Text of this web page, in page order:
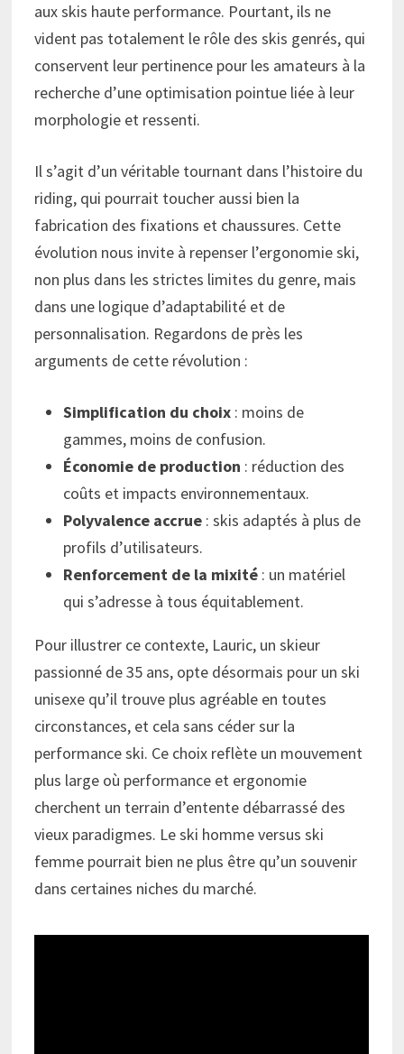
aux skis haute performance. Pourtant, ils ne
vident pas totalement le rôle des skis genrés, qui
conservent leur pertinence pour les amateurs à la
recherche d’une optimisation pointue liée à leur
morphologie et ressenti.
Il s’agit d’un véritable tournant dans l’histoire du
riding, qui pourrait toucher aussi bien la
fabrication des fixations et chaussures. Cette
évolution nous invite à repenser l’ergonomie ski,
non plus dans les strictes limites du genre, mais
dans une logique d’adaptabilité et de
personnalisation. Regardons de près les
arguments de cette révolution :
Simplification du choix : moins de
gammes, moins de confusion.
Économie de production : réduction des
coûts et impacts environnementaux.
Polyvalence accrue : skis adaptés à plus de
profils d’utilisateurs.
Renforcement de la mixité : un matériel
qui s’adresse à tous équitablement.
Pour illustrer ce contexte, Lauric, un skieur
passionné de 35 ans, opte désormais pour un ski
unisexe qu’il trouve plus agréable en toutes
circonstances, et cela sans céder sur la
performance ski. Ce choix reflète un mouvement
plus large où performance et ergonomie
cherchent un terrain d’entente débarrassé des
vieux paradigmes. Le ski homme versus ski
femme pourrait bien ne plus être qu’un souvenir
dans certaines niches du marché.